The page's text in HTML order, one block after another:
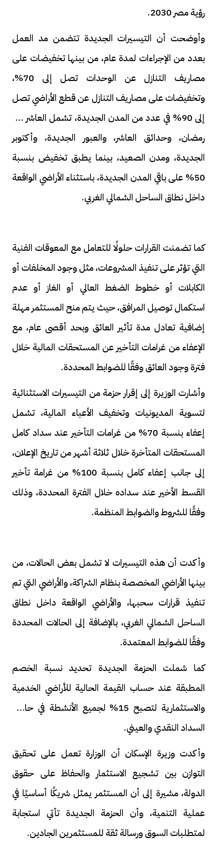
رؤية مصر 2030.
وأوضحت أن التيسيرات الجديدة تتضمن مد العمل
بعدد من الإجراءات لمدة عام، من بينها تخفيضات على
مصاريف التنازل عن الوحدات تصل إلى 70%،
وتخفيضات على مصاريف التنازل عن قطع الأراضي تصل
إلى 90% في عدد من المدن الجديدة، تشمل العاشر من
رمضان، وحدائق العاشر، والعبور الجديدة، وأكتوبر
الجديدة، ومدن الصعيد، بينما يطبق تخفيض بنسبة
50% على باقي المدن الجديدة، باستثناء الأراضي الواقعة
داخل نطاق الساحل الشمالي الغربي.
كما تضمنت القرارات حلولًا للتعامل مع المعوقات الفنية
التي تؤثر على تنفيذ المشروعات، مثل وجود المخلفات أو
الكابلات أو خطوط الضغط العالي أو الغاز أو عدم
استكمال توصيل المرافق، حيث يتم منح المستثمر مهلة
إضافية تعادل مدة تأثير العائق وبحد أقصى عام، مع
الإعفاء من غرامات التأخير عن المستحقات المالية خلال
فترة وجود العائق وفقًا للضوابط المحددة.
وأشارت الوزيرة إلى إقرار حزمة من التيسيرات الاستثنائية
لتسوية المديونيات وتخفيف الأعباء المالية، تشمل
إعفاء بنسبة 70% من غرامات التأخير عند سداد كامل
المستحقات المتأخرة خلال ثلاثة أشهر من تاريخ الإعلان،
إلى جانب إعفاء كامل بنسبة 100% من غرامة تأخير
القسط الأخير عند سداده خلال الفترة المحددة، وذلك
وفقًا للشروط والضوابط المنظمة.
وأكدت أن هذه التيسيرات لا تشمل بعض الحالات، من
بينها الأراضي المخصصة بنظام الشراكة، والأراضي التي تم
تنفيذ قرارات سحبها، والأراضي الواقعة داخل نطاق
الساحل الشمالي الغربي، بالإضافة إلى الحالات المحددة
وفقًا للضوابط المعتمدة.
كما شملت الحزمة الجديدة تحديد نسبة الخصم
المطبقة عند حساب القيمة الحالية للأراضي الخدمية
والاستثمارية لتصبح 15% لجميع الأنشطة في حالات
السداد النقدي والعيني.
وأكدت وزيرة الإسكان أن الوزارة تعمل على تحقيق
التوازن بين تشجيع الاستثمار والحفاظ على حقوق
الدولة، مشيرة إلى أن المستثمر يمثل شريكًا أساسيًا في
عملية التنمية، وأن الحزمة الجديدة تأتي استجابة
لمتطلبات السوق ورسالة ثقة للمستثمرين الجادين.